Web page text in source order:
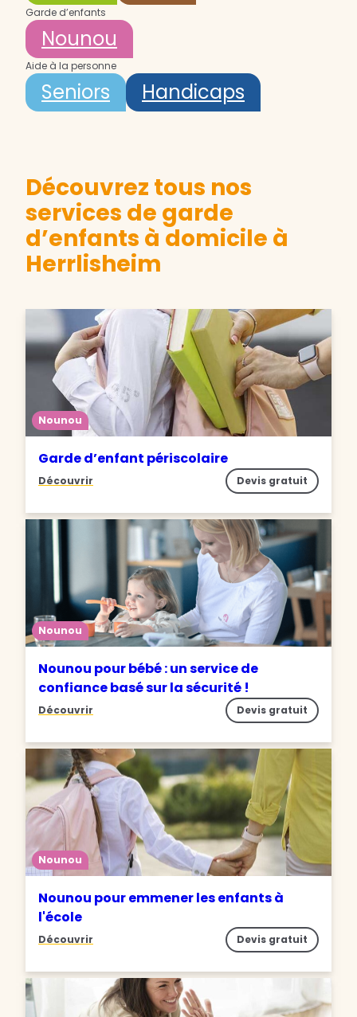
Garde d’enfants
Nounou
Aide à la personne
Seniors Handicaps
Découvrez tous nos
services de garde
d’enfants à domicile à
Herrlisheim
Nounou
Garde d’enfant périscolaire
Découvrir Devis gratuit
Nounou
Nounou pour bébé : un service de
confiance basé sur la sécurité !
Découvrir Devis gratuit
Nounou
Nounou pour emmener les enfants à
l'école
Découvrir Devis gratuit